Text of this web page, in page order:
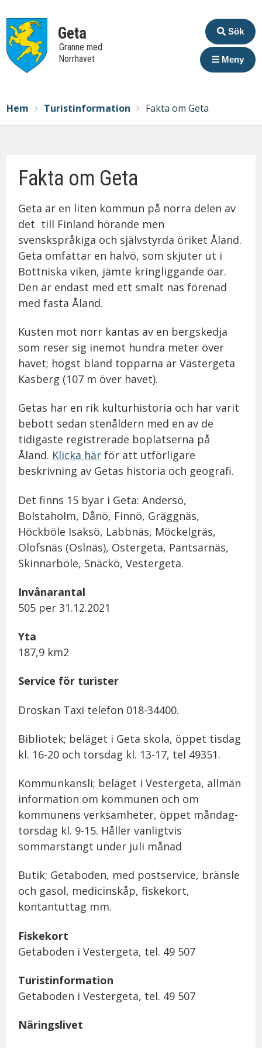
Geta
Granne med
Norrhavet
Sök
Meny
Breadcrumbs
You
are
Hem Turistinformation Fakta om Geta
Fakta om Geta
Geta är en liten kommun på norra delen av
det till Finland hörande men
svenskspråkiga och självstyrda öriket Åland.
Geta omfattar en halvö, som skjuter ut i
Bottniska viken, jämte kringliggande öar.
Den är endast med ett smalt näs förenad
med fasta Åland.
Kusten mot norr kantas av en bergskedja
som reser sig inemot hundra meter över
havet; högst bland topparna är Västergeta
Kasberg (107 m över havet).
Getas har en rik kulturhistoria och har varit
bebott sedan stenåldern med en av de
tidigaste registrerade boplatserna på
Åland. Klicka här för att utförligare
beskrivning av Getas historia och geografi.
Det finns 15 byar i Geta: Andersö,
Bolstaholm, Dånö, Finnö, Gräggnäs,
Höckböle Isaksö, Labbnäs, Möckelgräs,
Olofsnäs (Oslnäs), Östergeta, Pantsarnäs,
Skinnarböle, Snäckö, Vestergeta.
Invånarantal
505 per 31.12.2021
Yta
187,9 km2
Service för turister
Droskan Taxi telefon 018-34400.
Bibliotek; beläget i Geta skola, öppet tisdag
kl. 16-20 och torsdag kl. 13-17, tel 49351.
Kommunkansli; beläget i Vestergeta, allmän
information om kommunen och om
kommunens verksamheter, öppet måndag-
torsdag kl. 9-15. Håller vanligtvis
sommarstängt under juli månad
Butik; Getaboden, med postservice, bränsle
och gasol, medicinskåp, fiskekort,
kontantuttag mm.
Fiskekort
Getaboden i Vestergeta, tel. 49 507
Turistinformation
Getaboden i Vestergeta, tel. 49 507
Näringslivet